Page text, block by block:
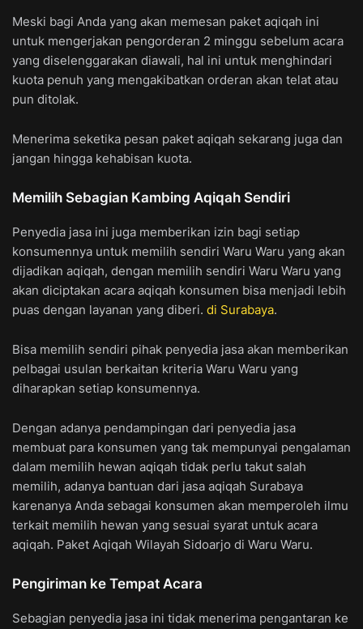
Meski bagi Anda yang akan memesan paket aqiqah ini
untuk mengerjakan pengorderan 2 minggu sebelum acara
yang diselenggarakan diawali, hal ini untuk menghindari
kuota penuh yang mengakibatkan orderan akan telat atau
pun ditolak.
Menerima seketika pesan paket aqiqah sekarang juga dan
jangan hingga kehabisan kuota.
Memilih Sebagian Kambing Aqiqah Sendiri
Penyedia jasa ini juga memberikan izin bagi setiap
konsumennya untuk memilih sendiri Waru Waru yang akan
dijadikan aqiqah, dengan memilih sendiri Waru Waru yang
akan diciptakan acara aqiqah konsumen bisa menjadi lebih
puas dengan layanan yang diberi. di Surabaya.
Bisa memilih sendiri pihak penyedia jasa akan memberikan
pelbagai usulan berkaitan kriteria Waru Waru yang
diharapkan setiap konsumennya.
Dengan adanya pendampingan dari penyedia jasa
membuat para konsumen yang tak mempunyai pengalaman
dalam memilih hewan aqiqah tidak perlu takut salah
memilih, adanya bantuan dari jasa aqiqah Surabaya
karenanya Anda sebagai konsumen akan memperoleh ilmu
terkait memilih hewan yang sesuai syarat untuk acara
aqiqah. Paket Aqiqah Wilayah Sidoarjo di Waru Waru.
Pengiriman ke Tempat Acara
Sebagian penyedia jasa ini tidak menerima pengantaran ke